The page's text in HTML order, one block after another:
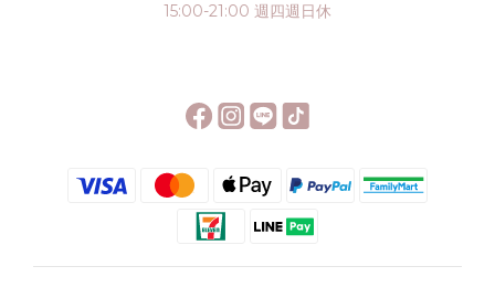
15:00-21:00 週四週日休